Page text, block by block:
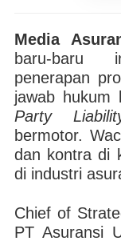
Media
baru-baru
penerapan
jawab hukum
Party
bermotor.
dan kontra di
di industri
Chief of
PT Asuransi